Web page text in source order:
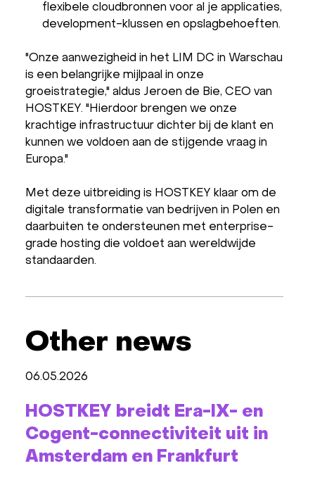
flexibele cloudbronnen voor al je applicaties,
development-klussen en opslagbehoeften.
"Onze aanwezigheid in het LIM DC in Warschau
is een belangrijke mijlpaal in onze
groeistrategie," aldus Jeroen de Bie, CEO van
HOSTKEY. "Hierdoor brengen we onze
krachtige infrastructuur dichter bij de klant en
kunnen we voldoen aan de stijgende vraag in
Europa."
Met deze uitbreiding is HOSTKEY klaar om de
digitale transformatie van bedrijven in Polen en
daarbuiten te ondersteunen met enterprise-
grade hosting die voldoet aan wereldwijde
standaarden.
Other news
06.05.2026
HOSTKEY breidt Era-IX- en
Cogent-connectiviteit uit in
Amsterdam en Frankfurt